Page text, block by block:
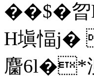
��$�曶
H塡愊j�
麕6l�*泖